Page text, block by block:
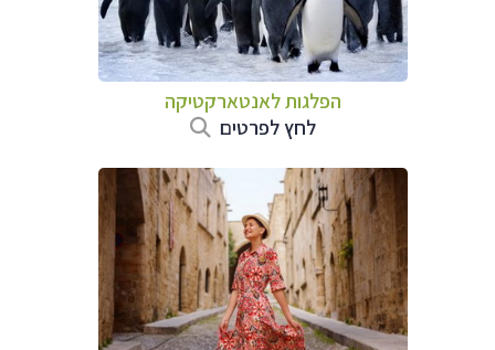
הפלגות לאנטארקטיקה
לחץ לפרטים